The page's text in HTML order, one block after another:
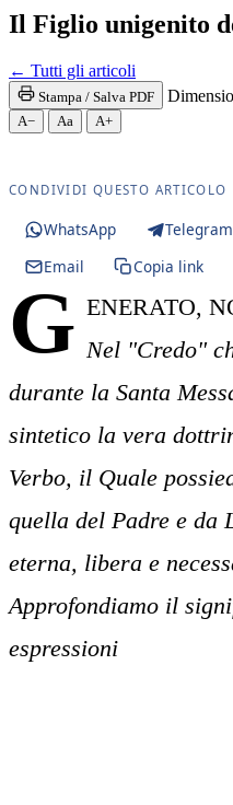
Il Figlio unigenito
← Tutti gli articoli
Stampa / Salva PDF
A− Aa A+
CONDIVIDI QUESTO ARTICOLO
WhatsApp Telegram
Email
Copia link
G ENERATO,
Nel "Credo"
durante la Santa
sintetico la vera
Verbo, il Quale
quella del Padre e da
eterna, libera e
Approfondiamo il
espressioni